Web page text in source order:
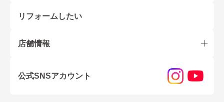
リフォームしたい
店舗情報
公式SNSアカウント